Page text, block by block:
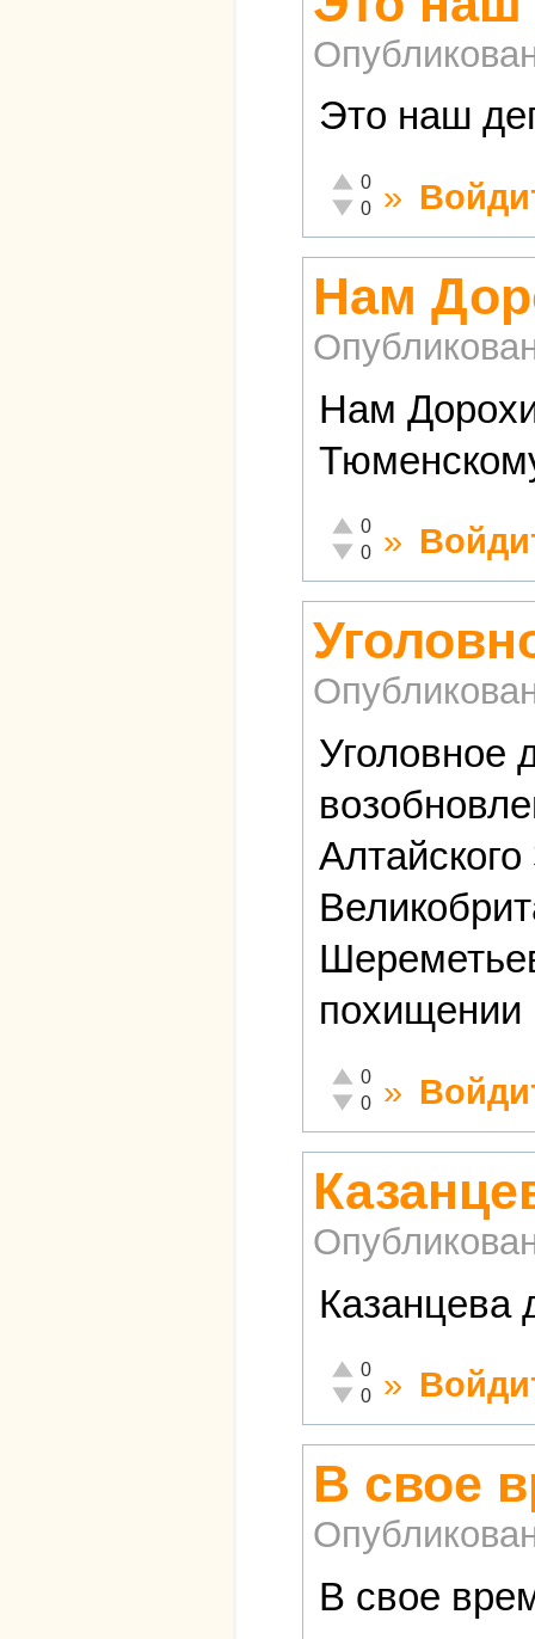
Это наш
Отлично!
0
Неадекватно!
0 »
Нам
Нам
Отлично!
0
Неадекватно!
0 »
Уголовное
похищении
Отлично!
0
Неадекватно!
0 »
Казанцева
Отлично!
0
Неадекватно!
0 »
В свое
В свое